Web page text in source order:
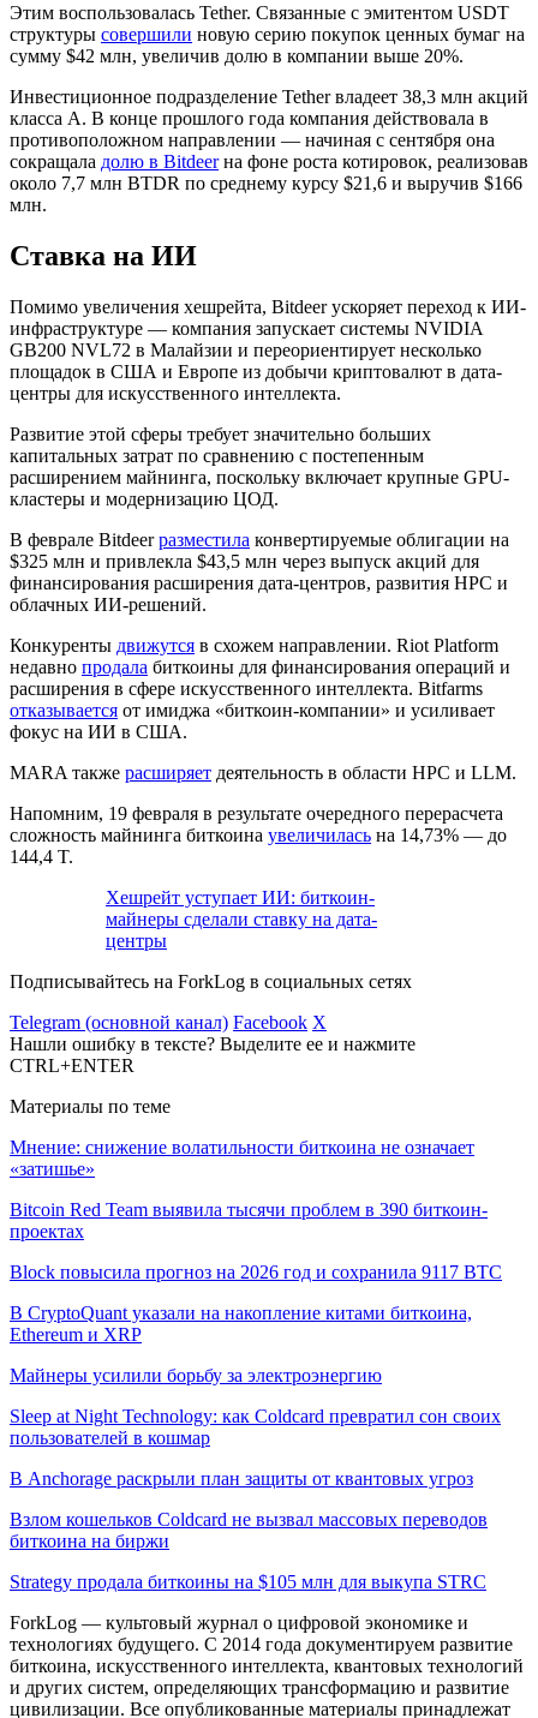
Этим воспользовалась Tether. Связанные с эмитентом USDT
структуры совершили новую серию покупок ценных бумаг на
сумму $42 млн, увеличив долю в компании выше 20%.
Инвестиционное подразделение Tether владеет 38,3 млн акций
класса A. В конце прошлого года компания действовала в
противоположном направлении — начиная с сентября она
сокращала долю в Bitdeerна фоне роста котировок, реализовав
около 7,7 млн BTDR по среднему курсу $21,6 и выручив $166
млн.
Ставка на ИИ
Помимо увеличения хешрейта, Bitdeer ускоряет переход к ИИ-
инфраструктуре — компания запускает системы NVIDIA
GB200 NVL72 в Малайзии и переориентирует несколько
площадок в США и Европе из добычи криптовалют в дата-
центры для искусственного интеллекта.
Развитие этой сферы требует значительно больших
капитальных затрат по сравнению с постепенным
расширением майнинга, поскольку включает крупные GPU-
кластеры и модернизацию ЦОД.
В феврале Bitdeerразместила конвертируемые облигации на
$325 млн и привлекла $43,5 млн через выпуск акций для
финансирования расширения дата-центров, развития HPC и
облачных ИИ-решений.
Конкуренты движутся в схожем направлении. Riot Platform
недавно продала биткоины для финансирования операций и
расширения в сфере искусственного интеллекта. Bitfarms
отказывается от имиджа «биткоин-компании» и усиливает
фокус на ИИ в США.
MARA также расширяет деятельность в области HPC и LLM.
Напомним, 19 февраля в результате очередного перерасчета
сложность майнинга биткоина увеличилась на 14,73% — до
144,4 T.
Хешрейт уступает ИИ: биткоин-
майнеры сделали ставку на дата-
центры
Подписывайтесь на ForkLog в социальных сетях
Telegram (основной канал) Facebook X
Нашли ошибку в тексте? Выделите ее и нажмите
CTRL+ENTER
Материалы по теме
Мнение: снижение волатильности биткоина не означает
«затишье»
Bitcoin Red Team выявила тысячи проблем в 390 биткоин-
проектах
Block повысила прогноз на 2026 год и сохранила 9117 BTC
В CryptoQuant указали на накопление китами биткоина,
Ethereum и XRP
Майнеры усилили борьбу за электроэнергию
Sleep at Night Technology: как Coldcard превратил сон своих
пользователей в кошмар
В Anchorage раскрыли план защиты от квантовых угроз
Взлом кошельков Coldcard не вызвал массовых переводов
биткоина на биржи
Strategy продала биткоины на $105 млн для выкупа STRC
ForkLog — культовый журнал о цифровой экономике и
технологиях будущего. С 2014 года документируем развитие
биткоина, искусственного интеллекта, квантовых технологий
и других систем, определяющих трансформацию и развитие
цивилизации. Все опубликованные материалы принадлежат